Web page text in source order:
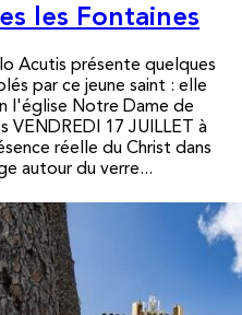
les Fontaines
Acutis présente quelques
par ce jeune saint : elle
l'église Notre Dame de
VENDREDI 17 JUILLET à
réelle du Christ dans
autour du verre...